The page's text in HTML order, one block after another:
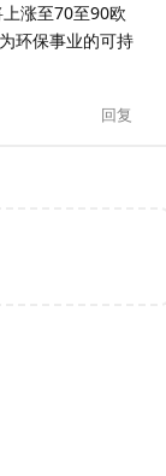
涨至70至90欧
环保事业的可持
回复